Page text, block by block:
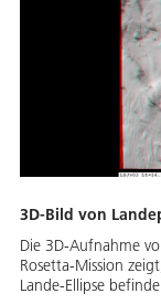
3D-Bild von
Die 3D-Aufnahme
Rosetta-Mission
Lande-Ellipse